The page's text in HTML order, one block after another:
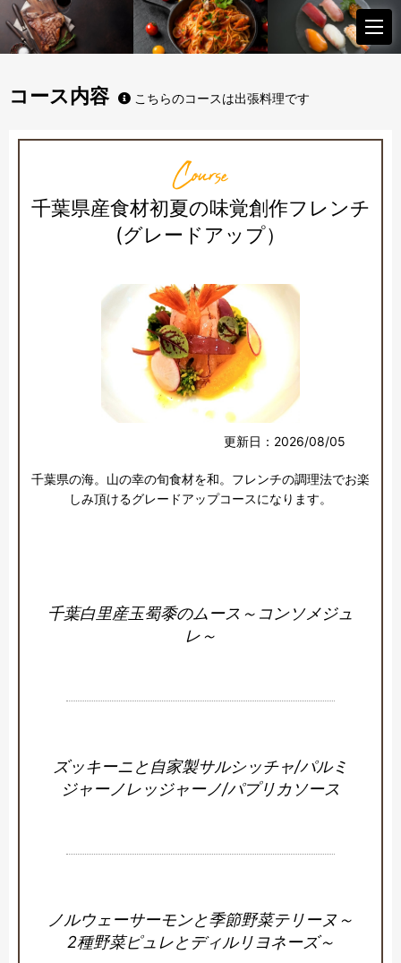
コース内容 こちらのコースは出張料理です
Course
千葉県産食材初夏の味覚創作フレンチ
(グレードアップ）
更新日：2026/08/05
千葉県の海。山の幸の旬食材を和。フレンチの調理法でお楽
しみ頂けるグレードアップコースになります。
千葉白里産玉蜀黍のムース～コンソメジュ
レ～
ズッキーニと自家製サルシッチャ/パルミ
ジャーノレッジャーノ/パプリカソース
ノルウェーサーモンと季節野菜テリーヌ～
2種野菜ピュレとディルリヨネーズ～